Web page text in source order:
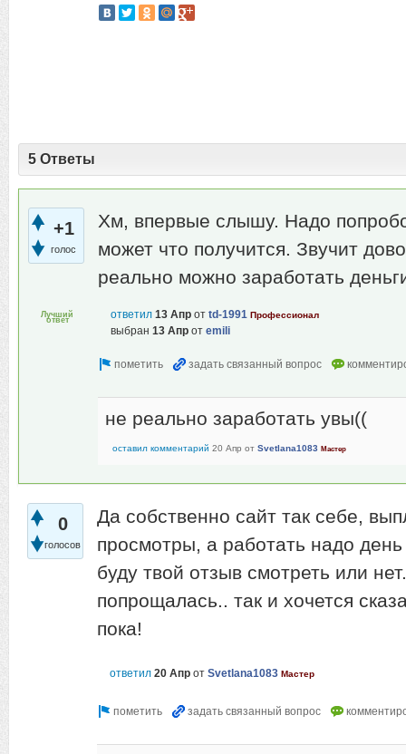
5 Ответы
+1
голос
Лучший
ответ
Хм, впервые слышу. Надо
может что получится. Звучит
реально можно заработать
ответил 13 Апр от td-1991 Профессионал
выбран 13 Апр от emili
не реально заработать увы((
оставил комментарий 20 Апр от Svetlana1083 Мастер
0
голосов
Да собственно сайт так себе,
просмотры, а работать надо
буду твой отзыв смотреть или
попрощалась.. так и хочется
пока!
ответил 20 Апр от Svetlana1083 Мастер